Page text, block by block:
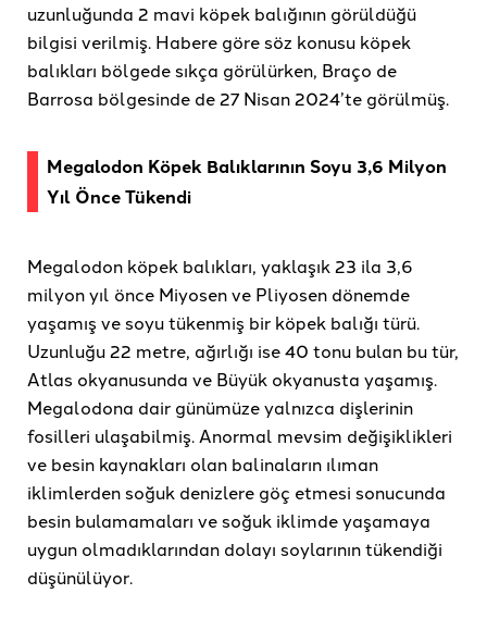
uzunluğunda 2 mavi köpek balığının görüldüğü
bilgisi verilmiş. Habere göre söz konusu köpek
balıkları bölgede sıkça görülürken, Braço de
Barrosa bölgesinde de 27 Nisan 2024’te görülmüş.
Megalodon Köpek Balıklarının Soyu 3,6 Milyon
Yıl Önce Tükendi
Megalodon köpek balıkları, yaklaşık 23 ila 3,6
milyon yıl önce Miyosen ve Pliyosen dönemde
yaşamış ve soyu tükenmiş bir köpek balığı türü.
Uzunluğu 22 metre, ağırlığı ise 40 tonu bulan bu tür,
Atlas okyanusunda ve Büyük okyanusta yaşamış.
Megalodona dair günümüze yalnızca dişlerinin
fosilleri ulaşabilmiş. Anormal mevsim değişiklikleri
ve besin kaynakları olan balinaların ılıman
iklimlerden soğuk denizlere göç etmesi sonucunda
besin bulamamaları ve soğuk iklimde yaşamaya
uygun olmadıklarından dolayı soylarının tükendiği
düşünülüyor.